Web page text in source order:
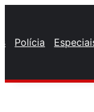
Polícia